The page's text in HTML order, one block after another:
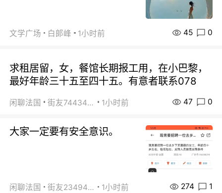
文学广场 白郞峰 1小时前 45 0
求租居留，女，餐馆长期报工用，在小巴黎，
最好年龄三十五至四十五。有意者联系078
闲聊法国 街友74434350 1小时前 47 0
大家一定要有安全意识。
闲聊法国 街友23494008 1小时前 274 1